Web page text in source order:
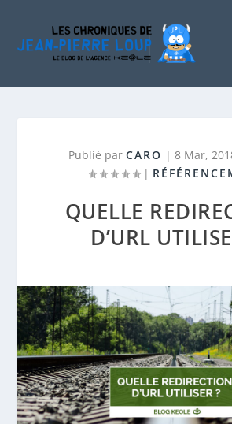
Publié par CARO | 8 Mar,
|
QUELLE
D’URL